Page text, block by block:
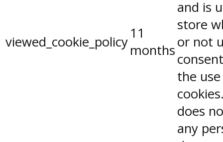
viewed_cookie_policy
11
months
and is
store
or not
the
does
any